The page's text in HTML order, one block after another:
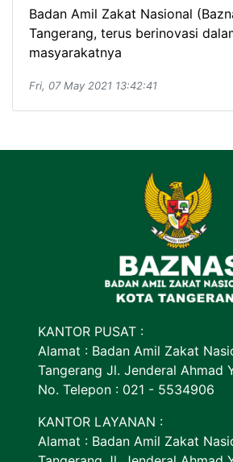
Badan Amil Zakat Nasional
Tangerang, terus berinovasi
masyarakatnya
Fri, 07 May 2021 13:42:41
KANTOR PUSAT :
Alamat : Badan Amil Zakat
Tangerang Jl. Jenderal Ahmad
No. Telepon : 021 - 5534906
KANTOR LAYANAN :
Alamat : Badan Amil Zakat